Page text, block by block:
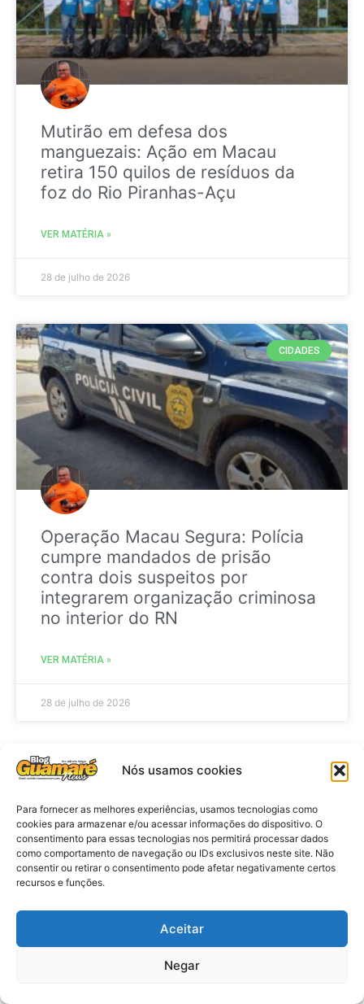
Nós usamos cookies
Para fornecer as melhores experiências, usamos tecnologias como
cookies para armazenar e/ou acessar informações do dispositivo. O
consentimento para essas tecnologias nos permitirá processar dados
como comportamento de navegação ou IDs exclusivos neste site. Não
consentir ou retirar o consentimento pode afetar negativamente certos
recursos e funções.
Aceitar
Negar
Mutirão em defesa dos
manguezais: Ação em Macau
retira 150 quilos de resíduos da
foz do Rio Piranhas-Açu
VER MATÉRIA »
28 de julho de 2026
CIDADES
Operação Macau Segura: Polícia
cumpre mandados de prisão
contra dois suspeitos por
integrarem organização criminosa
no interior do RN
VER MATÉRIA »
28 de julho de 2026
Agenda: 10ª Mostra Pedagógica